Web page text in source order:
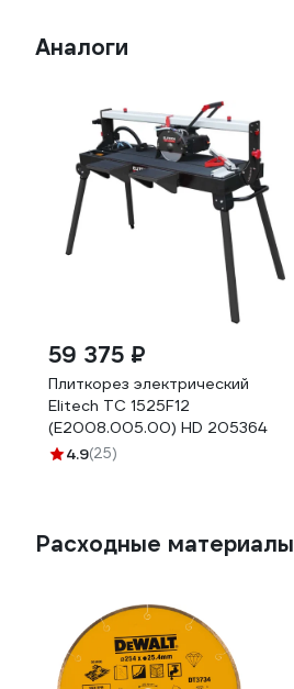
Аналоги
59 375 ₽
Плиткорез электрический
Elitech TC 1525F12
(E2008.005.00) HD 205364
4.9(25)
Расходные материалы